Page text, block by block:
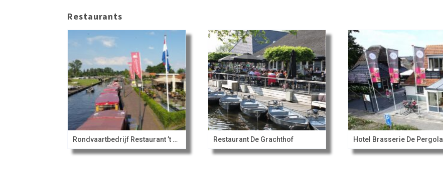
Restaurants
Rondvaartbedrijf Restaurant ’t Zwaantje Restaurant De Grachthof Hotel Brasserie De Pergola